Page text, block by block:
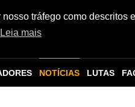
tráfego como descritos
Leia mais
NOTÍCIAS LUTAS